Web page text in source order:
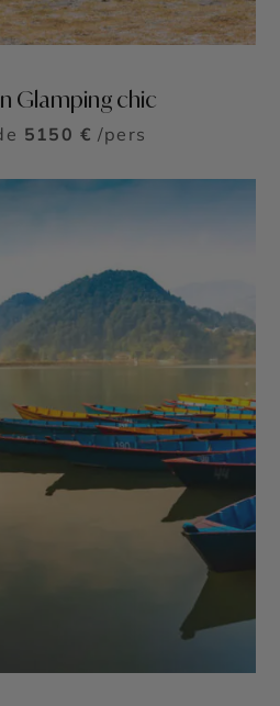
Glamping chic
5150 € /pers